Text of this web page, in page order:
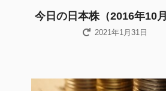
今日の日本株（2016年10月
2021年1月31日